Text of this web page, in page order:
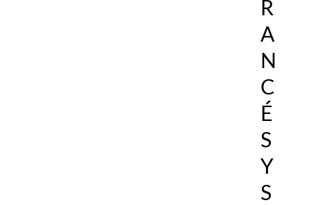
R
A
N
C
É
S
Y
S